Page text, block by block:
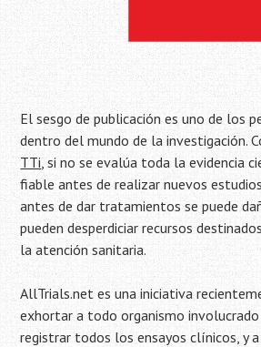
El sesgo de publicación es uno de los
dentro del mundo de la investigación.
TTi, si no se evalúa toda la evidencia
fiable antes de realizar nuevos
antes de dar tratamientos se puede
pueden desperdiciar recursos
la atención sanitaria.
AllTrials.net es una iniciativa
exhortar a todo organismo
registrar todos los ensayos clínicos, y